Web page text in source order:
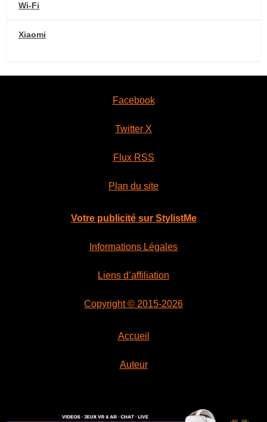
Wi-Fi
Xiaomi
Facebook
Twitter X
Flux RSS
Plan du site
Votre publicité sur StylistMe
Informations Légales
Liens d’affiliation
Copyright © 2015-2026
Accueil
Auteur